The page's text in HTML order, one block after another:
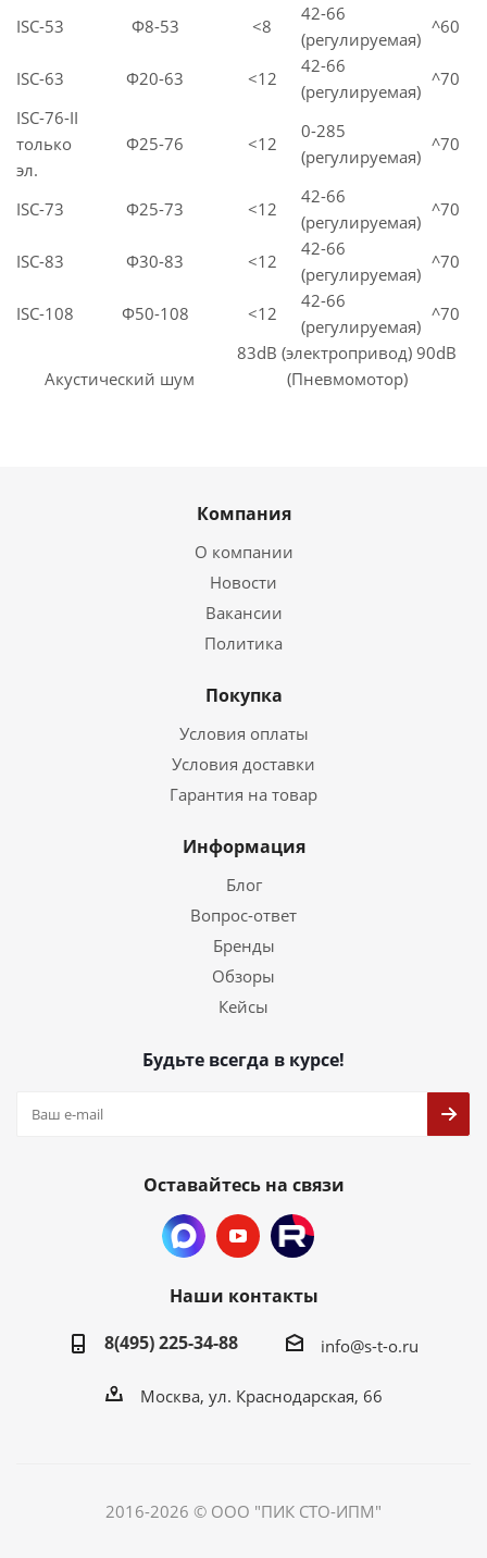
ISC-53
Ф8-53 <8
42-66
(регулируемая)
^60
ISC-63 Ф20-63 <12
42-66
(регулируемая)
^70
ISC-76-II
только
эл.
Ф25-76 <12
0-285
(регулируемая)
^70
ISC-73 Ф25-73 <12
42-66
(регулируемая)
^70
ISC-83 Ф30-83 <12
42-66
(регулируемая)
^70
ISC-108 Ф50-108 <12
42-66
(регулируемая)
^70
Акустический шум
83dB (электропривод) 90dB
(Пневмомотор)
Компания
О компании
Новости
Вакансии
Политика
Покупка
Условия оплаты
Условия доставки
Гарантия на товар
Информация
Блог
Вопрос-ответ
Бренды
Обзоры
Кейсы
Будьте всегда в курсе!
Оставайтесь на связи
Наши контакты
8(495) 225-34-88
info@s-t-o.ru
Москва, ул. Краснодарская, 66
2016-2026 © ООО "ПИК СТО-ИПМ"